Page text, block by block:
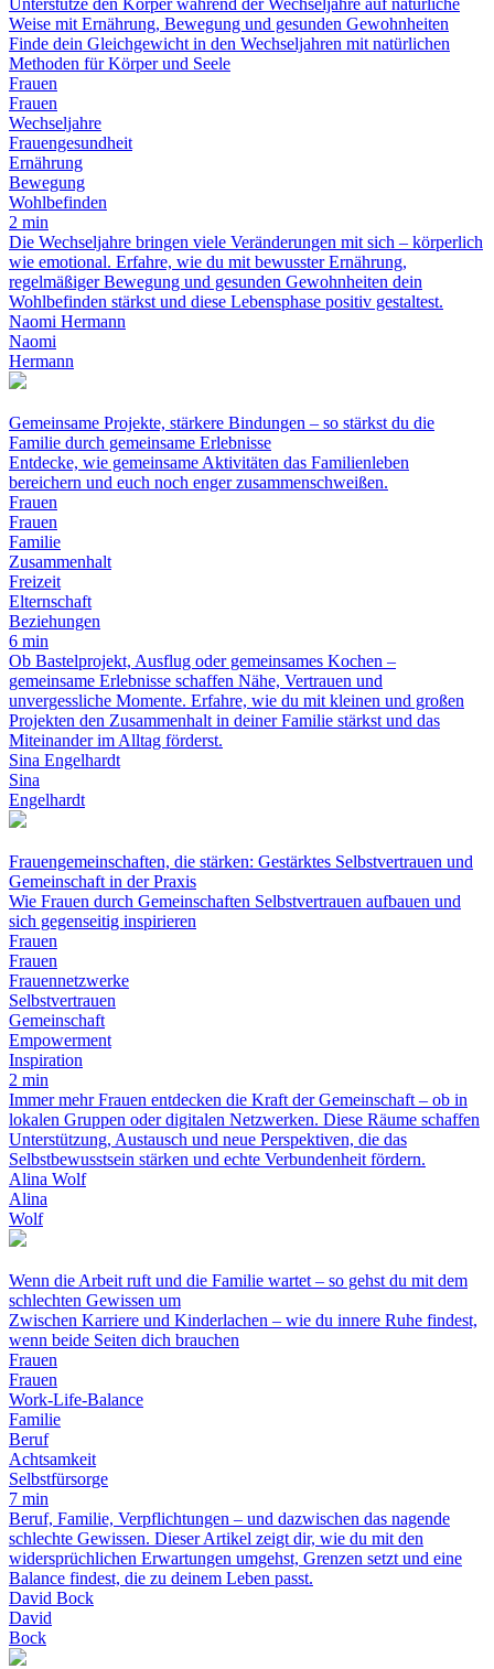
Unterstütze den Körper während der Wechseljahre auf natürliche
Weise mit Ernährung, Bewegung und gesunden Gewohnheiten
Finde dein Gleichgewicht in den Wechseljahren mit natürlichen
Methoden für Körper und Seele
Frauen
Frauen
Wechseljahre
Frauengesundheit
Ernährung
Bewegung
Wohlbefinden
2 min
Die Wechseljahre bringen viele Veränderungen mit sich – körperlich
wie emotional. Erfahre, wie du mit bewusster Ernährung,
regelmäßiger Bewegung und gesunden Gewohnheiten dein
Wohlbefinden stärkst und diese Lebensphase positiv gestaltest.
Naomi Hermann
Naomi
Hermann
Gemeinsame Projekte, stärkere Bindungen – so stärkst du die
Familie durch gemeinsame Erlebnisse
Entdecke, wie gemeinsame Aktivitäten das Familienleben
bereichern und euch noch enger zusammenschweißen.
Frauen
Frauen
Familie
Zusammenhalt
Freizeit
Elternschaft
Beziehungen
6 min
Ob Bastelprojekt, Ausflug oder gemeinsames Kochen –
gemeinsame Erlebnisse schaffen Nähe, Vertrauen und
unvergessliche Momente. Erfahre, wie du mit kleinen und großen
Projekten den Zusammenhalt in deiner Familie stärkst und das
Miteinander im Alltag förderst.
Sina Engelhardt
Sina
Engelhardt
Frauengemeinschaften, die stärken: Gestärktes Selbstvertrauen und
Gemeinschaft in der Praxis
Wie Frauen durch Gemeinschaften Selbstvertrauen aufbauen und
sich gegenseitig inspirieren
Frauen
Frauen
Frauennetzwerke
Selbstvertrauen
Gemeinschaft
Empowerment
Inspiration
2 min
Immer mehr Frauen entdecken die Kraft der Gemeinschaft – ob in
lokalen Gruppen oder digitalen Netzwerken. Diese Räume schaffen
Unterstützung, Austausch und neue Perspektiven, die das
Selbstbewusstsein stärken und echte Verbundenheit fördern.
Alina Wolf
Alina
Wolf
Wenn die Arbeit ruft und die Familie wartet – so gehst du mit dem
schlechten Gewissen um
Zwischen Karriere und Kinderlachen – wie du innere Ruhe findest,
wenn beide Seiten dich brauchen
Frauen
Frauen
Work-Life-Balance
Familie
Beruf
Achtsamkeit
Selbstfürsorge
7 min
Beruf, Familie, Verpflichtungen – und dazwischen das nagende
schlechte Gewissen. Dieser Artikel zeigt dir, wie du mit den
widersprüchlichen Erwartungen umgehst, Grenzen setzt und eine
Balance findest, die zu deinem Leben passt.
David Bock
David
Bock